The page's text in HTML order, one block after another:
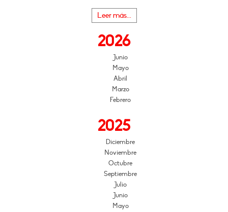
Leer más...
2026
Junio
Mayo
Abril
Marzo
Febrero
2025
Diciembre
Noviembre
Octubre
Septiembre
Julio
Junio
Mayo